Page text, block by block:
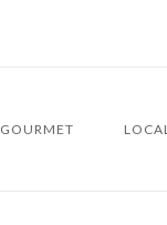
GOURMET LOCAL